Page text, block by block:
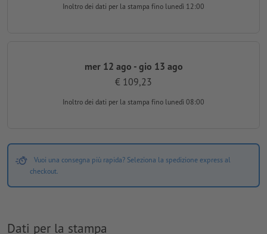
Inoltro dei dati per la stampa fino lunedì 12:00
mer 12 ago - gio 13 ago
€ 109,23
Inoltro dei dati per la stampa fino lunedì 08:00
Vuoi una consegna più rapida? Seleziona la spedizione express al
checkout.
Dati per la stampa